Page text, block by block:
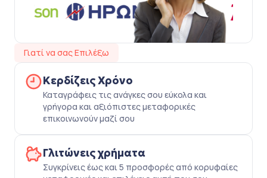
Γιατί να σας Επιλέξω
Κερδίζεις Χρόνο
Καταγράφεις τις ανάγκες σου εύκολα και
γρήγορα και αξιόπιστες μεταφορικές
επικοινωνούν μαζί σου
Γλιτώνεις χρήματα
Συγκρίνεις έως και 5 προσφορές από κορυφαίες